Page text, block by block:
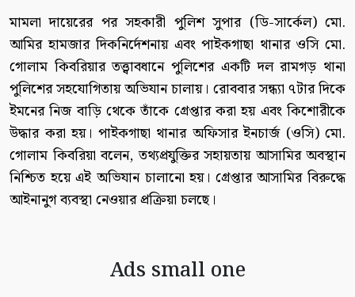
মামলা দায়েরের পর সহকারী পুলিশ সুপার (ডি-সার্কেল) মো.
আমির হামজার দিকনির্দেশনায় এবং পাইকগাছা থানার ওসি মো.
গোলাম কিবরিয়ার তত্ত্বাবধানে পুলিশের একটি দল রামগড় থানা
পুলিশের সহযোগিতায় অভিযান চালায়। রোববার সন্ধ্যা ৭টার দিকে
ইমনের নিজ বাড়ি থেকে তাঁকে গ্রেপ্তার করা হয় এবং কিশোরীকে
উদ্ধার করা হয়। পাইকগাছা থানার অফিসার ইনচার্জ (ওসি) মো.
গোলাম কিবরিয়া বলেন, তথ্যপ্রযুক্তির সহায়তায় আসামির অবস্থান
নিশ্চিত হয়ে এই অভিযান চালানো হয়। গ্রেপ্তার আসামির বিরুদ্ধে
আইনানুগ ব্যবস্থা নেওয়ার প্রক্রিয়া চলছে।
Ads small one